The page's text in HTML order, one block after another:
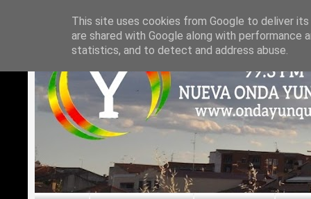
This site uses cookies from Google to deliver
are shared with Google along with
statistics, and to detect and address abuse.